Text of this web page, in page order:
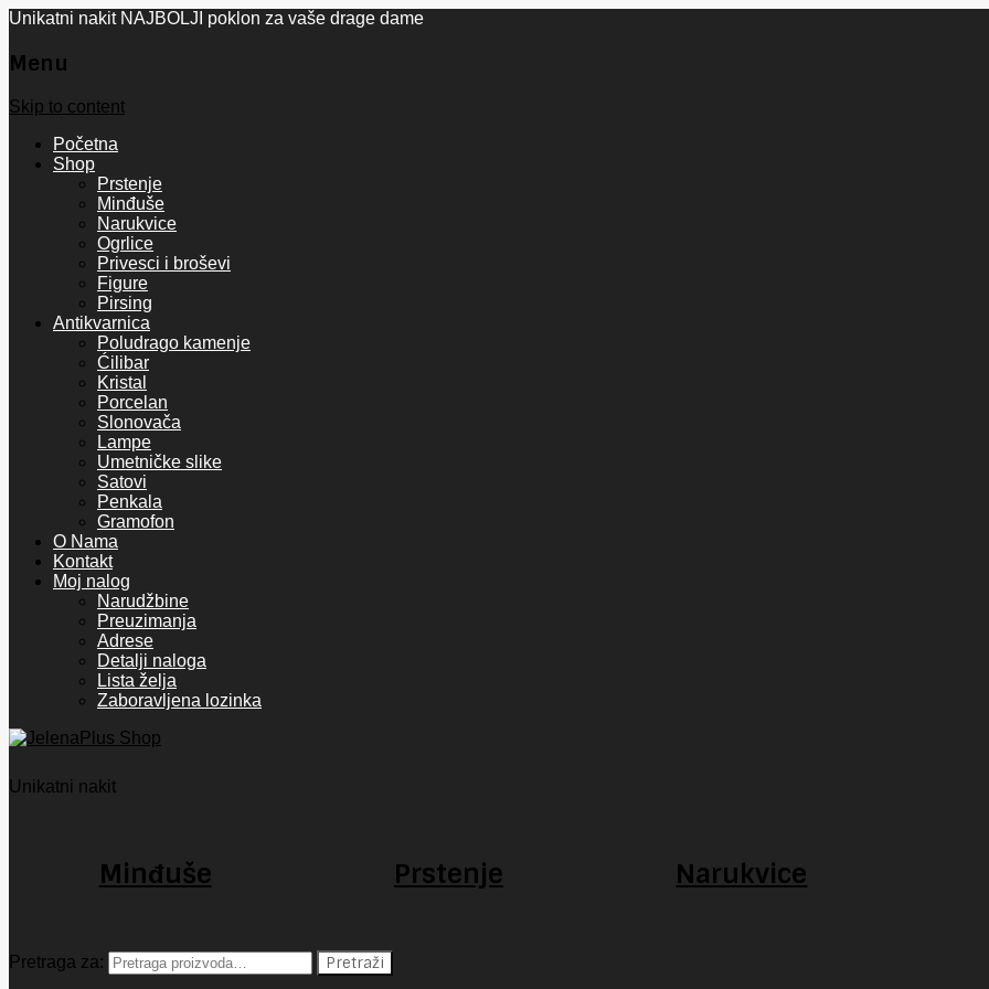
Unikatni nakit NAJBOLJI poklon za vaše drage dame
Menu
Skip to content
Početna
Shop
Prstenje
Minđuše
Narukvice
Ogrlice
Privesci i broševi
Figure
Pirsing
Antikvarnica
Poludrago kamenje
Ćilibar
Kristal
Porcelan
Slonovača
Lampe
Umetničke slike
Satovi
Penkala
Gramofon
O Nama
Kontakt
Moj nalog
Narudžbine
Preuzimanja
Adrese
Detalji naloga
Lista želja
Zaboravljena lozinka
Unikatni nakit
Minđuše Prstenje Narukvice
Pretraga za: Pretraži